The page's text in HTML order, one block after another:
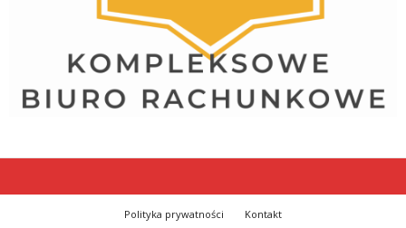
Polityka prywatności Kontakt